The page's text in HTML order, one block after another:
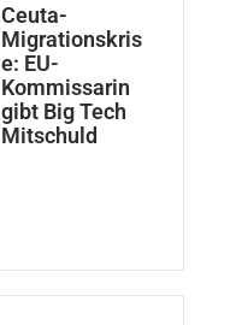
Ceuta-
Migrationskris
e: EU-
Kommissarin
gibt Big Tech
Mitschuld